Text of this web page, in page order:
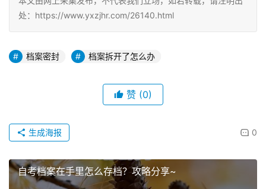
处：https://www.yxzjhr.com/26140.html
档案密封 档案拆开了怎么办
赞 (0)
0
生成海报
自考档案在手里怎么存档？攻略分享~